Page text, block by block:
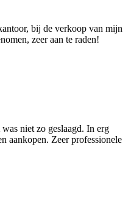
bij de verkoop van mijn
zeer aan te raden!
niet zo geslaagd. In erg
aankopen. Zeer professionele